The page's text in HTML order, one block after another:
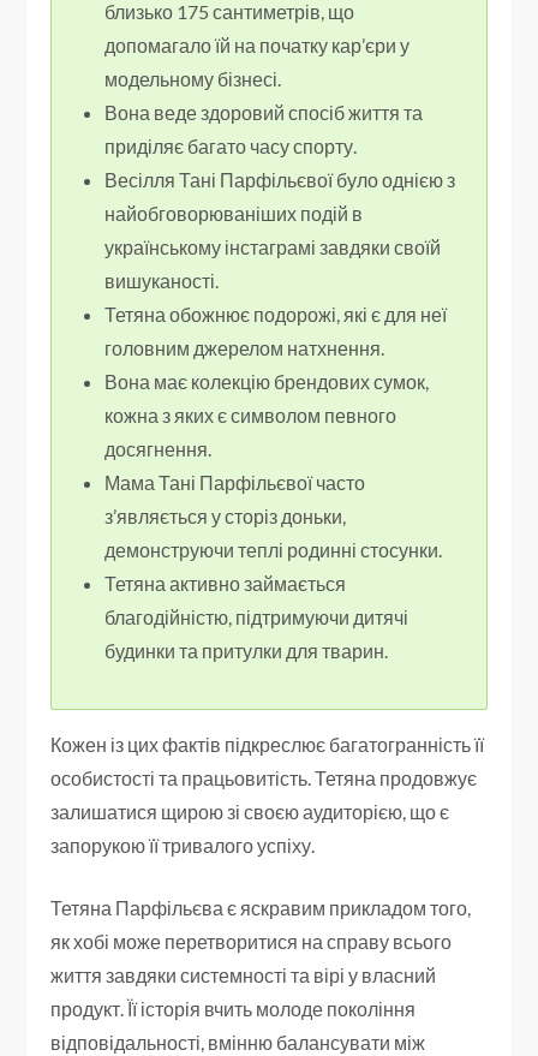
близько 175 сантиметрів, що
допомагало їй на початку кар’єри у
модельному бізнесі.
Вона веде здоровий спосіб життя та
приділяє багато часу спорту.
Весілля Тані Парфільєвої було однією з
найобговорюваніших подій в
українському інстаграмі завдяки своїй
вишуканості.
Тетяна обожнює подорожі, які є для неї
головним джерелом натхнення.
Вона має колекцію брендових сумок,
кожна з яких є символом певного
досягнення.
Мама Тані Парфільєвої часто
з’являється у сторіз доньки,
демонструючи теплі родинні стосунки.
Тетяна активно займається
благодійністю, підтримуючи дитячі
будинки та притулки для тварин.
Кожен із цих фактів підкреслює багатогранність її
особистості та працьовитість. Тетяна продовжує
залишатися щирою зі своєю аудиторією, що є
запорукою її тривалого успіху.
Тетяна Парфільєва є яскравим прикладом того,
як хобі може перетворитися на справу всього
життя завдяки системності та вірі у власний
продукт. Її історія вчить молоде покоління
відповідальності, вмінню балансувати між